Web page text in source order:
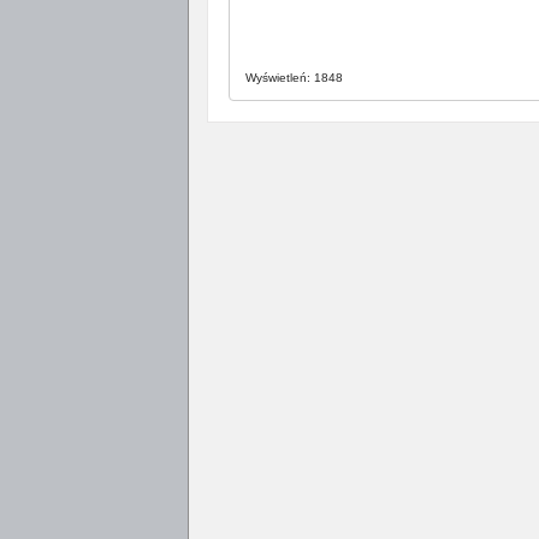
Wyświetleń: 1848